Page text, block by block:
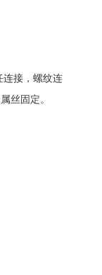
连接，螺纹连
丝固定。